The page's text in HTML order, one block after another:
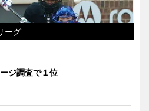
ーグ
ジ調査で１位